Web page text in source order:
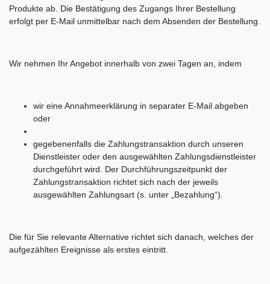
Produkte ab. Die Bestätigung des Zugangs Ihrer Bestellung
erfolgt per E-Mail unmittelbar nach dem Absenden der Bestellung.
Wir nehmen Ihr Angebot innerhalb von zwei Tagen an, indem
wir eine Annahmeerklärung in separater E-Mail abgeben
oder
gegebenenfalls die Zahlungstransaktion durch unseren
Dienstleister oder den ausgewählten Zahlungsdienstleister
durchgeführt wird. Der Durchführungszeitpunkt der
Zahlungstransaktion richtet sich nach der jeweils
ausgewählten Zahlungsart (s. unter „Bezahlung“).
Die für Sie relevante Alternative richtet sich danach, welches der
aufgezählten Ereignisse als erstes eintritt.